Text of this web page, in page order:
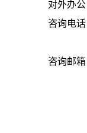
对外办公
咨询电话
工作
咨询邮箱